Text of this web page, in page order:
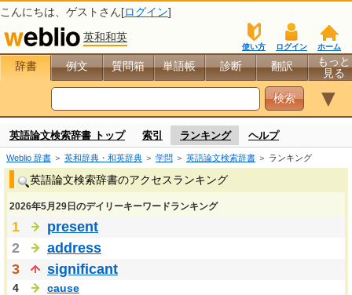
こんにちは、 ゲスト さん[ログイン]
英和和英
ホーム
ログイン
使い方
辞書 例文 質問箱 単語帳 診断 翻訳
もっと
見る
▼
英語論文検索辞書 トップ 索引 ランキング ヘルプ
Weblio 辞書 ＞ 英和辞典・和英辞典 ＞ 学問 ＞ 英語論文検索辞書 ＞ ランキング
英語論文検索辞書のアクセスランキング
2026年5月29日のデイリーキーワードランキング
1
present
2
address
3
significant
4
cause